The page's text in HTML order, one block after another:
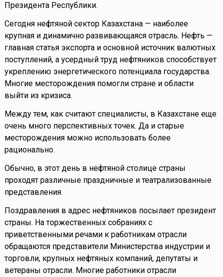
Президента Республики.
Сегодня нефтяной сектор Казахстана — наиболее
крупная и динамично развивающаяся отрасль. Нефть —
главная статья экспорта и основной источник валютных
поступлений, а усердный труд нефтяников способствует
укреплению энергетического потенциала государства.
Многие месторождения помогли стране и области
выйти из кризиса.
Между тем, как считают специалисты, в Казахстане еще
очень много перспективных точек. Да и старые
месторождения можно использовать более
рационально.
Обычно, в этот день в нефтяной столице страны
проходят различные праздничные и театрализованные
представления.
Поздравления в адрес нефтяников посылает президент
страны. На торжественных собраниях с
приветственными речами к работникам отрасли
обращаются представители Министерства индустрии и
торговли, крупных нефтяных компаний, депутаты и
ветераны отрасли. Многие работники отрасли